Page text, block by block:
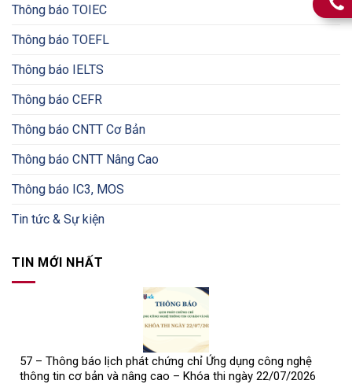
Thông báo TOIEC
Thông báo TOEFL
Thông báo IELTS
Thông báo CEFR
Thông báo CNTT Cơ Bản
Thông báo CNTT Nâng Cao
Thông báo IC3, MOS
Tin tức & Sự kiện
TIN MỚI NHẤT
57 – Thông báo lịch phát chứng chỉ Ứng dụng công nghệ
thông tin cơ bản và nâng cao – Khóa thi ngày 22/07/2026